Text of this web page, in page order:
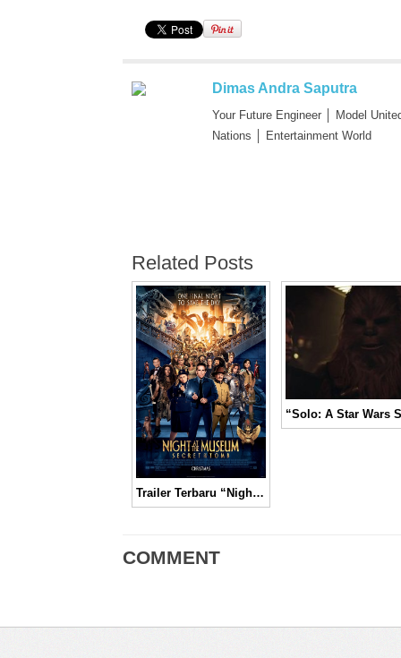
Dimas Andra Saputra
Your Future Engineer │ Model
Nations │ Entertainment World
Related Posts
Trailer Terbaru “Night at The Museum: Secret of The Tomb” yang Mengocok Perut │ Movie Trailer
COMMENT